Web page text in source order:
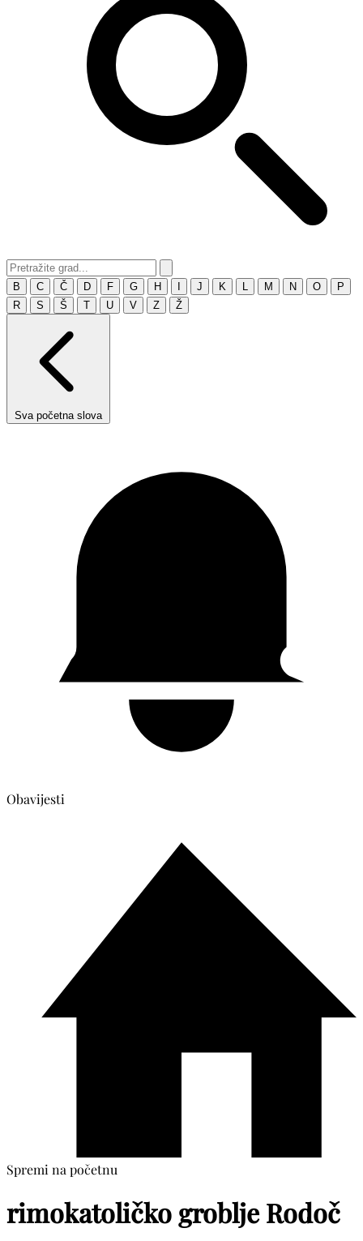
B C Č D F G H J K M N O
P
R
S Š T U V Z Ž
Sva početna slova
Obavijesti
Spremi na početnu
rimokatoličko groblje Rodoč